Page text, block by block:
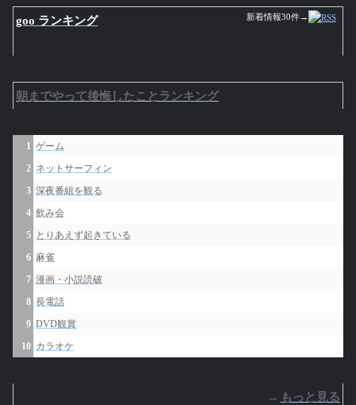
新着情報30件→
goo ランキング
朝までやって後悔したことランキング
1 ゲーム
2 ネットサーフィン
3 深夜番組を観る
4 飲み会
5 とりあえず起きている
6 麻雀
7 漫画・小説読破
8 長電話
9 DVD観賞
10 カラオケ
→ もっと見る